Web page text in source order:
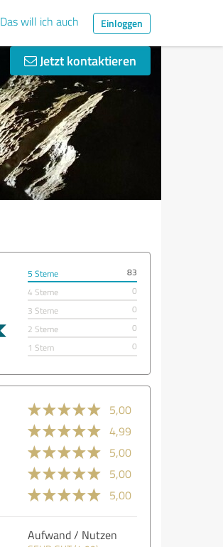
Das will ich auch Einloggen
Jetzt kontaktieren
5 Sterne
83
4 Sterne
0
3 Sterne
0
2 Sterne
0
1 Stern
0
5,00
4,99
5,00
5,00
5,00
Aufwand / Nutzen